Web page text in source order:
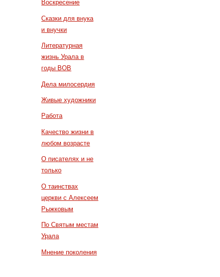
Воскресение
Сказки для внука
и внучки
Литературная
жизнь Урала в
годы ВОВ
Дела милосердия
Живые художники
Работа
Качество жизни в
любом возрасте
О писателях и не
только
О таинствах
церкви с Алексеем
Рыжковым
По Святым местам
Урала
Мнение поколения